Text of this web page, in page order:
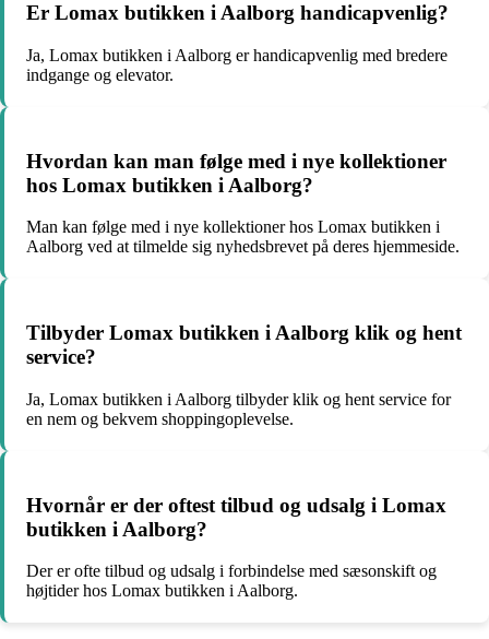
Er Lomax butikken i Aalborg handicapvenlig?
Ja, Lomax butikken i Aalborg er handicapvenlig med bredere
indgange og elevator.
Hvordan kan man følge med i nye kollektioner
hos Lomax butikken i Aalborg?
Man kan følge med i nye kollektioner hos Lomax butikken i
Aalborg ved at tilmelde sig nyhedsbrevet på deres hjemmeside.
Tilbyder Lomax butikken i Aalborg klik og hent
service?
Ja, Lomax butikken i Aalborg tilbyder klik og hent service for
en nem og bekvem shoppingoplevelse.
Hvornår er der oftest tilbud og udsalg i Lomax
butikken i Aalborg?
Der er ofte tilbud og udsalg i forbindelse med sæsonskift og
højtider hos Lomax butikken i Aalborg.